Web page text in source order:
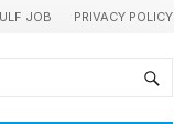
JOB PRIVACY POLICY